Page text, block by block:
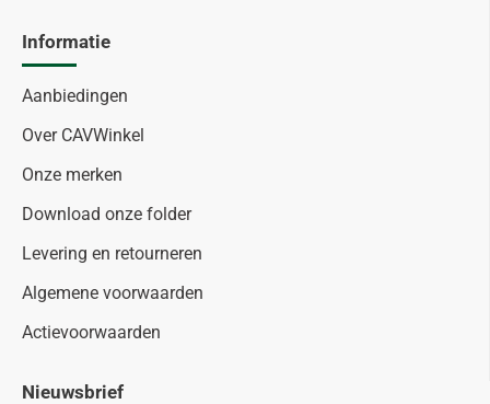
Informatie
Aanbiedingen
Over CAVWinkel
Onze merken
Download onze folder
Levering en retourneren
Algemene voorwaarden
Actievoorwaarden
Nieuwsbrief